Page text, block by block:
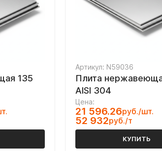
135
Артикул: N59036
Плита
AISI 304
Цена:
21 596.26руб./шт.
52 932руб./т
КУПИТЬ